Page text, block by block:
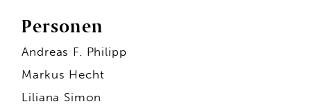
Personen
Andreas F. Philipp
Markus Hecht
Liliana Simon